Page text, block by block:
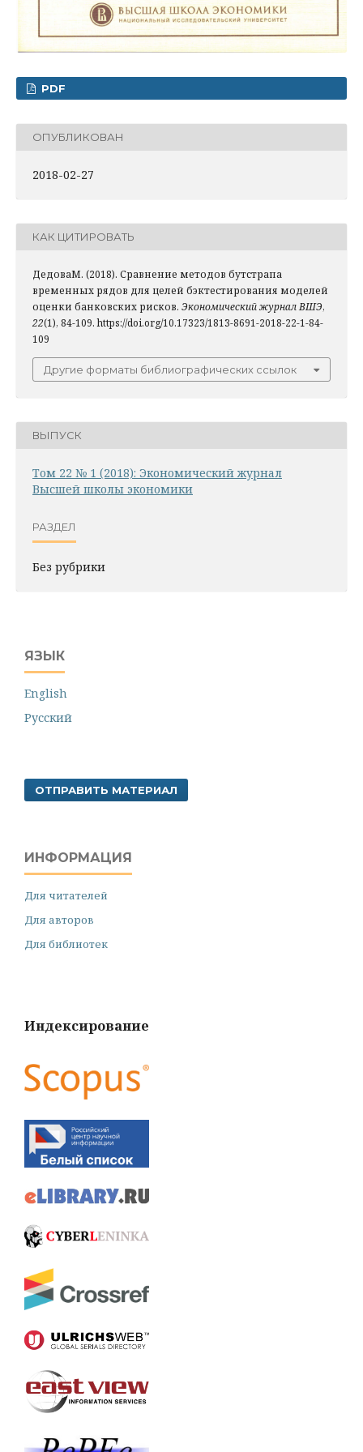
PDF
ОПУБЛИКОВАН
2018-02-27
КАК ЦИТИРОВАТЬ
ДедоваМ. (2018). Сравнение методов бутстрапа
временных рядов для целей бэктестирования моделей
оценки банковских рисков. Экономический журнал ВШЭ,
22(1), 84-109. https://doi.org/10.17323/1813-8691-2018-22-1-84-
109
Другие форматы библиографических ссылок
ВЫПУСК
Том 22 № 1 (2018): Экономический журнал
Высшей школы экономики
РАЗДЕЛ
Без рубрики
ЯЗЫК
English
Русский
ОТПРАВИТЬ МАТЕРИАЛ
ИНФОРМАЦИЯ
Для читателей
Для авторов
Для библиотек
Индексирование